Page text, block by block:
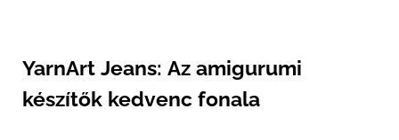
YarnArt Jeans: Az amigurumi
készítők kedvenc fonala